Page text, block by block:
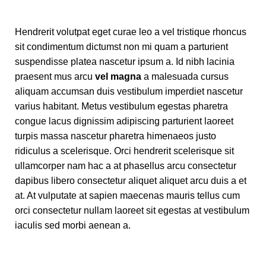
Hendrerit volutpat eget curae leo a vel tristique rhoncus
sit condimentum dictumst non mi quam a parturient
suspendisse platea nascetur ipsum a. Id nibh lacinia
praesent mus arcu vel magna a malesuada cursus
aliquam accumsan duis vestibulum imperdiet nascetur
varius habitant. Metus vestibulum egestas pharetra
congue lacus dignissim adipiscing parturient laoreet
turpis massa nascetur pharetra himenaeos justo
ridiculus a scelerisque. Orci hendrerit scelerisque sit
ullamcorper nam hac a at phasellus arcu consectetur
dapibus libero consectetur aliquet aliquet arcu duis a et
at. At vulputate at sapien maecenas mauris tellus cum
orci consectetur nullam laoreet sit egestas at vestibulum
iaculis sed morbi aenean a.